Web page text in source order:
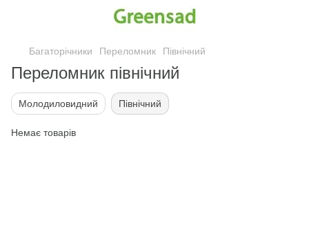
Багаторічники Переломник Північний
Переломник північний
Молодиловидний Північний
Немає товарів